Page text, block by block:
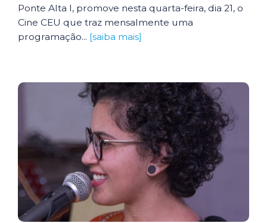
Ponte Alta I, promove nesta quarta-feira, dia 21, o
Cine CEU que traz mensalmente uma
programação... [saiba mais]